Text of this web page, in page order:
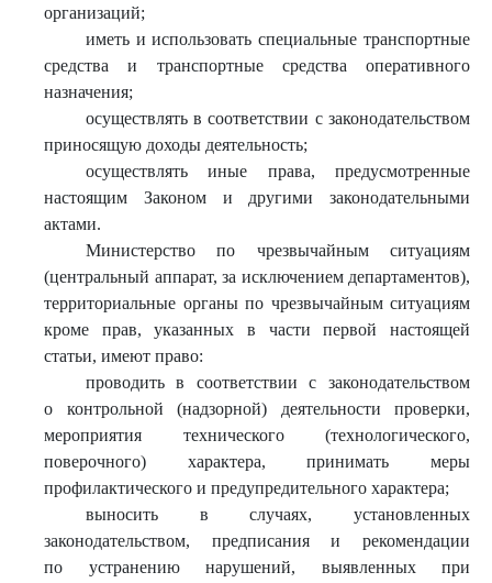
организаций;
иметь и использовать специальные транспортные
средства и транспортные средства оперативного
назначения;
осуществлять в соответствии с законодательством
приносящую доходы деятельность;
осуществлять иные права, предусмотренные
настоящим Законом и другими законодательными
актами.
Министерство по чрезвычайным ситуациям
(центральный аппарат, за исключением департаментов),
территориальные органы по чрезвычайным ситуациям
кроме прав, указанных в части первой настоящей
статьи, имеют право:
проводить в соответствии с законодательством
о контрольной (надзорной) деятельности проверки,
мероприятия технического (технологического,
поверочного) характера, принимать меры
профилактического и предупредительного характера;
выносить в случаях, установленных
законодательством, предписания и рекомендации
по устранению нарушений, выявленных при